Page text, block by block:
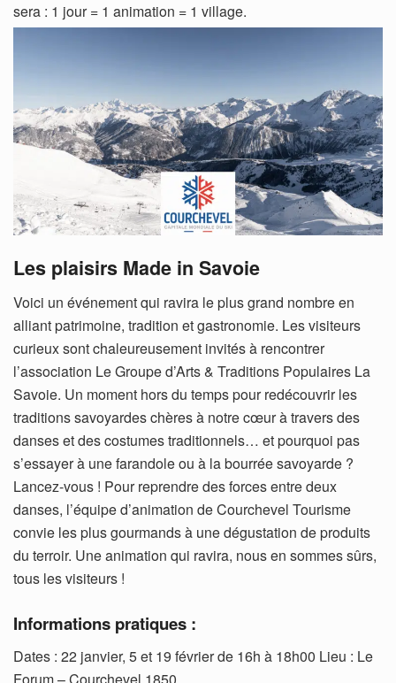
sera : 1 jour = 1 animation = 1 village.
Les plaisirs Made in Savoie
Voici un événement qui ravira le plus grand nombre en
alliant patrimoine, tradition et gastronomie. Les visiteurs
curieux sont chaleureusement invités à rencontrer
l’association Le Groupe d’Arts & Traditions Populaires La
Savoie. Un moment hors du temps pour redécouvrir les
traditions savoyardes chères à notre cœur à travers des
danses et des costumes traditionnels… et pourquoi pas
s’essayer à une farandole ou à la bourrée savoyarde ?
Lancez-vous ! Pour reprendre des forces entre deux
danses, l’équipe d’animation de Courchevel Tourisme
convie les plus gourmands à une dégustation de produits
du terroir. Une animation qui ravira, nous en sommes sûrs,
tous les visiteurs !
Informations pratiques :
Dates : 22 janvier, 5 et 19 février de 16h à 18h00 Lieu : Le
Forum – Courchevel 1850